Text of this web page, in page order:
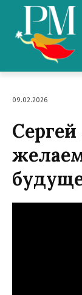
09.02.2026